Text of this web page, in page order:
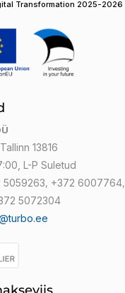
Transformation 2025-2026
13816
L-P Suletud
5059263, +372 6007764,
5072304